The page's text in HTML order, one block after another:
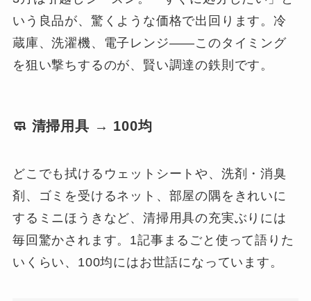
いう良品が、驚くような価格で出回ります。冷
蔵庫、洗濯機、電子レンジ——このタイミング
を狙い撃ちするのが、賢い調達の鉄則です。
🧼 清掃用具 → 100均
どこでも拭けるウェットシートや、洗剤・消臭
剤、ゴミを受けるネット、部屋の隅をきれいに
するミニほうきなど、清掃用具の充実ぶりには
毎回驚かされます。1記事まるごと使って語りた
いくらい、100均にはお世話になっています。